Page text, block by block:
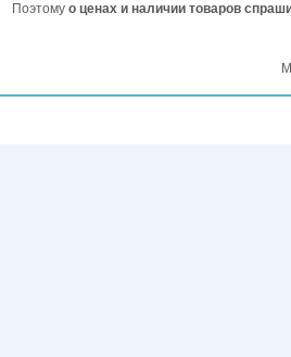
Поэтому о ценах и наличии товаров